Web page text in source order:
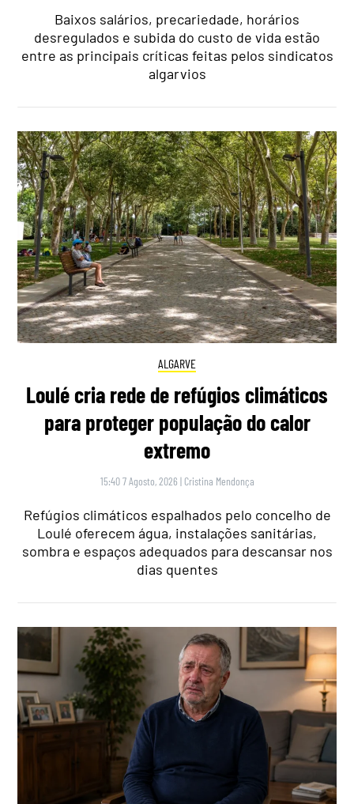
Baixos salários, precariedade, horários
desregulados e subida do custo de vida estão
entre as principais críticas feitas pelos sindicatos
algarvios
ALGARVE
Loulé cria rede de refúgios climáticos
para proteger população do calor
extremo
15:40 7 Agosto, 2026 | Cristina Mendonça
Refúgios climáticos espalhados pelo concelho de
Loulé oferecem água, instalações sanitárias,
sombra e espaços adequados para descansar nos
dias quentes